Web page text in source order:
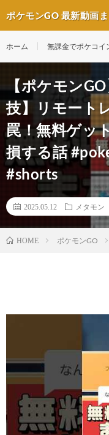
ポケモンGO 最新動画
ホーム 無課金でポケコイ
【ポケモン
技】リモート
罠！無料ゲッ
損する話
#shorts
2025.05.12 メタモン
HOME ポケモンGO